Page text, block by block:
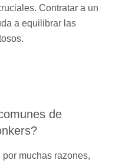
Contratar a un
a equilibrar las
de
muchas razones,